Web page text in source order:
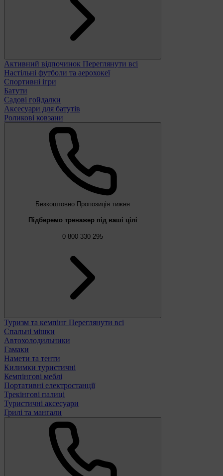
Активний відпочинок Переглянути всі
Настільні футболи та аерохокеї
Спортивні ігри
Батути
Садові гойдалки
Аксесуари для батутів
Роликові ковзани
Безкоштовно Пропозиція тижня
Підберемо тренажер під ваші цілі
0 800 330 295
Туризм та кемпінг Переглянути всі
Спальні мішки
Автохолодильники
Гамаки
Намети та тенти
Килимки туристичні
Кемпінгові меблі
Портативні електростанції
Трекінгові палиці
Туристичні аксесуари
Грилі та мангали